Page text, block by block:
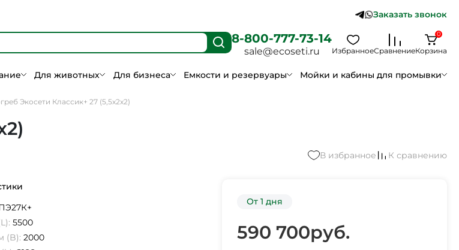
Заказать звонок
8-800-777-73-14
sale@ecoseti.ru ИзбранноеСравнениеКорзина
0
Для животных Для бизнеса Емкости и резервуары Мойки и кабины для промывки
Экосети Классик+ 27 (5,5х2х2)
В избранное К сравнению
5500
(B): 2000
От 1 дня
590 700руб.